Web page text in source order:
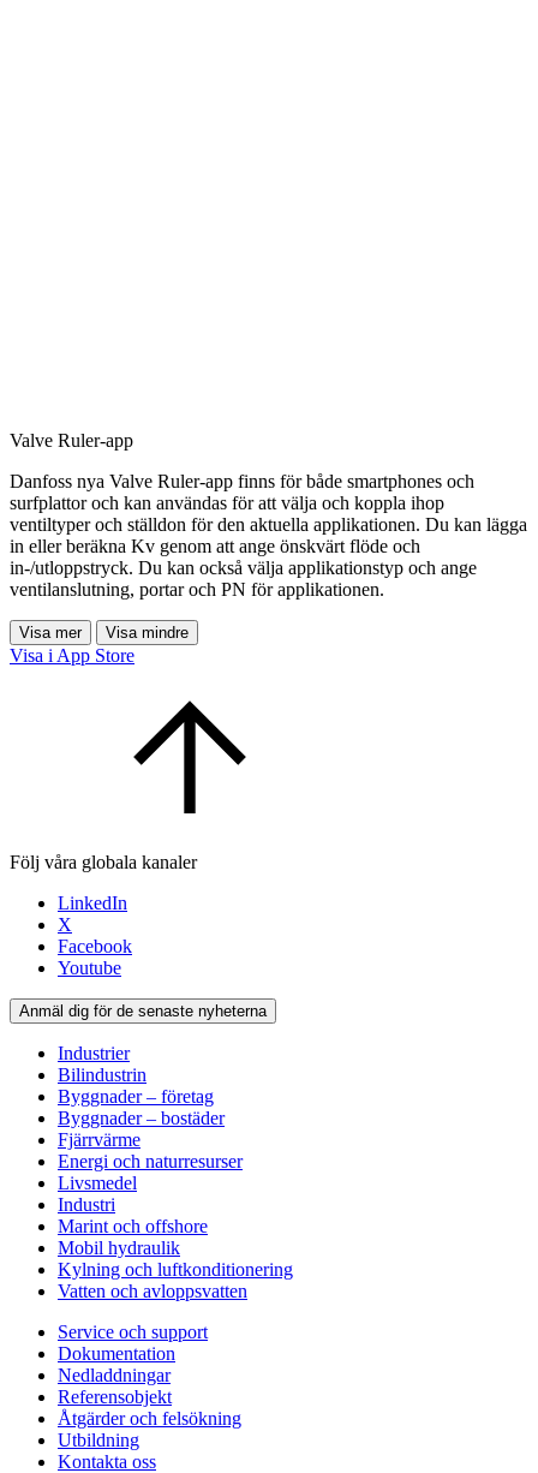
Valve Ruler-app
Danfoss nya Valve Ruler-app finns för både smartphones och
surfplattor och kan användas för att välja och koppla ihop
ventiltyper och ställdon för den aktuella applikationen. Du kan lägga
in eller beräkna Kv genom att ange önskvärt flöde och
in-/utloppstryck. Du kan också välja applikationstyp och ange
ventilanslutning, portar och PN för applikationen.
Visa mer Visa mindre
Visa i App Store
Följ våra globala kanaler
LinkedIn
X
Facebook
Youtube
Anmäl dig för de senaste nyheterna
Industrier
Bilindustrin
Byggnader – företag
Byggnader – bostäder
Fjärrvärme
Energi och naturresurser
Livsmedel
Industri
Marint och offshore
Mobil hydraulik
Kylning och luftkonditionering
Vatten och avloppsvatten
Service och support
Dokumentation
Nedladdningar
Referensobjekt
Åtgärder och felsökning
Utbildning
Kontakta oss